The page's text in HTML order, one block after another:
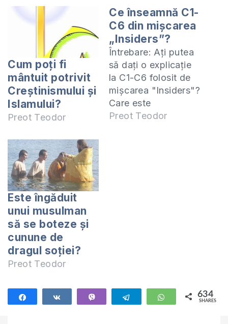
Cum poți fi
mântuit potrivit
Creștinismului și
Islamului?
Preot Teodor
Ce înseamnă C1-
C6 din mişcarea
„Insiders”?
Întrebare: Aţi putea
să daţi o explicaţie
la C1-C6 folosit de
mişcarea "Insiders"?
Care este
însemnătatea
Preot Teodor
Este îngăduit
unui musulman
să se boteze şi
cunune de
dragul soției?
Preot Teodor
Telegram WhatsApp
634
SHARES